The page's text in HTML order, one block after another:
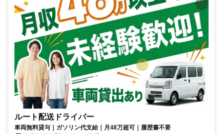
ルート配送ドライバー
車両無料貸与｜ガソリン代支給｜月48万超可｜履歴書不要